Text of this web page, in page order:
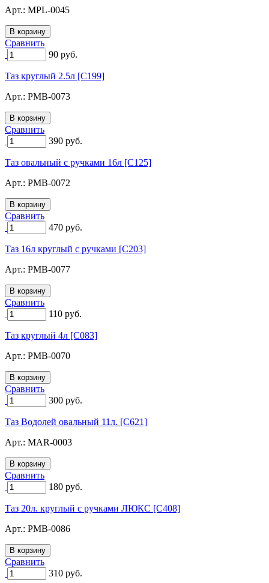
Арт.: MPL-0045
Сравнить
90 руб.
Таз круглый 2.5л [C199]
Арт.: PMB-0073
Сравнить
390 руб.
Таз овальный с ручками 16л [C125]
Арт.: PMB-0072
Сравнить
470 руб.
Таз 16л круглый с ручками [C203]
Арт.: PMB-0077
Сравнить
110 руб.
Таз круглый 4л [C083]
Арт.: PMB-0070
Сравнить
300 руб.
Таз Водолей овальный 11л. [C621]
Арт.: MAR-0003
Сравнить
180 руб.
Таз 20л. круглый с ручками ЛЮКС [C408]
Арт.: PMB-0086
Сравнить
310 руб.